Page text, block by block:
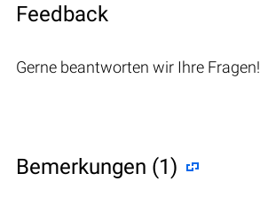
Feedback
Gerne beantworten wir Ihre Fragen!
Bemerkungen (1)